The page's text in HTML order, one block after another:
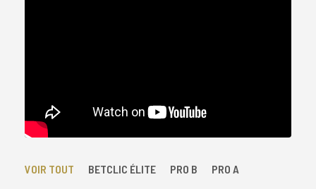
VOIR TOUT BETCLIC ÉLITE PRO B PRO A